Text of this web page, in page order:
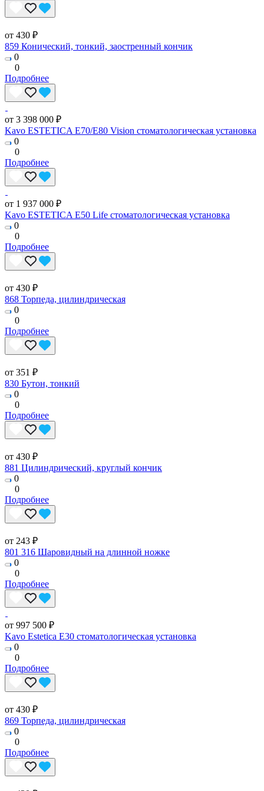
от 430 ₽
859 Конический, тонкий, заостренный кончик
0
0
Подробнее
от 3 398 000 ₽
Kavo ESTETICA E70/E80 Vision стоматологическая установка
0
0
Подробнее
от 1 937 000 ₽
Kavo ESTETICA E50 Life стоматологическая установка
0
0
Подробнее
от 430 ₽
868 Торпеда, цилиндрическая
0
0
Подробнее
от 351 ₽
830 Бутон, тонкий
0
0
Подробнее
от 430 ₽
881 Цилиндрический, круглый кончик
0
0
Подробнее
от 243 ₽
801 316 Шаровидный на длинной ножке
0
0
Подробнее
от 997 500 ₽
Kavo Estetica E30 стоматологическая установка
0
0
Подробнее
от 430 ₽
869 Торпеда, цилиндрическая
0
0
Подробнее